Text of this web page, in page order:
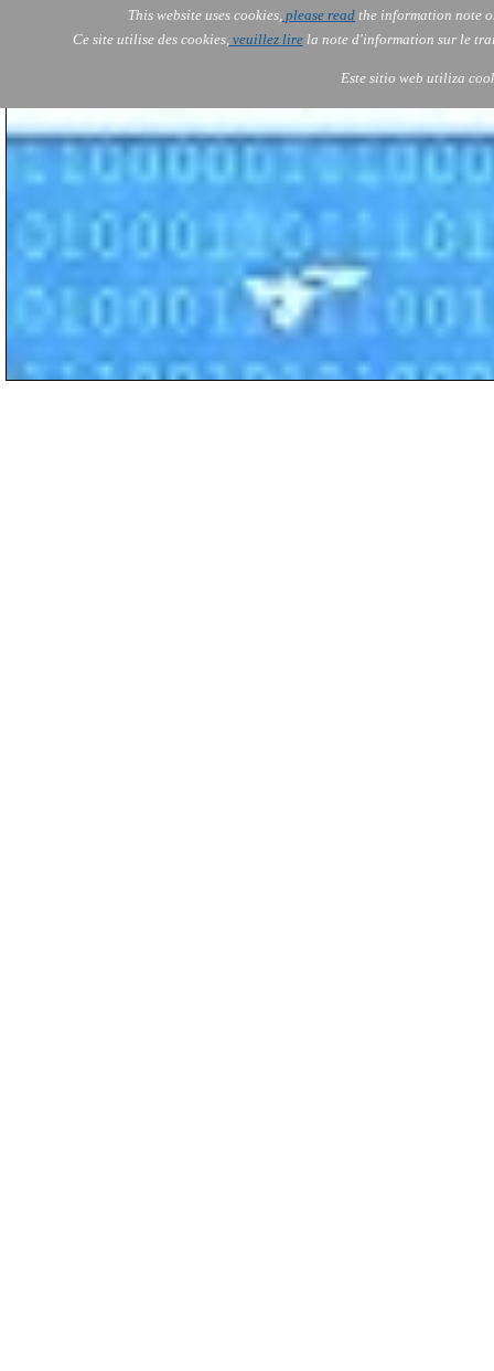
This website uses cookies, please read the information note
Ce site utilise des cookies,veuillez lirela note d'information sur le
Este sitio web utiliza
AOLONE Services
AOLONE ® PACK EXPORT